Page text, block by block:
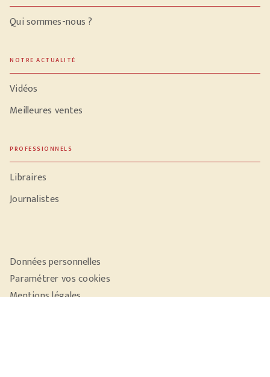
Qui sommes-nous ?
NOTRE ACTUALITÉ
Vidéos
Meilleures ventes
PROFESSIONNELS
Libraires
Journalistes
Données personnelles
Paramétrer vos cookies
Mentions légales